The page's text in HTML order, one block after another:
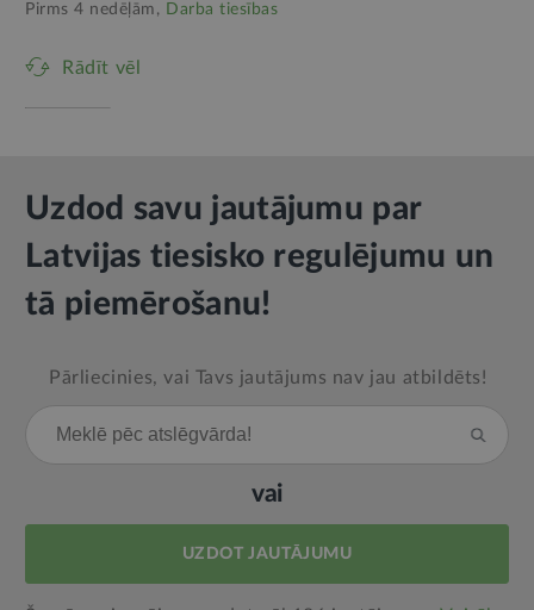
Pirms 4 nedēļām, Darba tiesības
Rādīt vēl
Uzdod savu jautājumu par
Latvijas tiesisko regulējumu un
tā piemērošanu!
Pārliecinies, vai Tavs jautājums nav jau atbildēts!
vai
UZDOT JAUTĀJUMU